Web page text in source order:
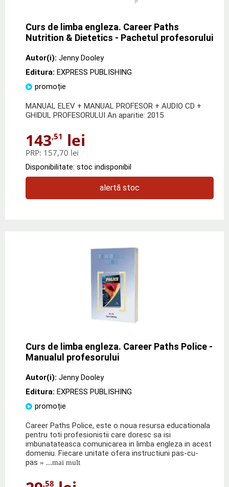
Curs de limba engleza. Career Paths
Nutrition & Dietetics - Pachetul profesorului
Autor(i): Jenny Dooley
Editura: EXPRESS PUBLISHING
promoție
MANUAL ELEV + MANUAL PROFESOR + AUDIO CD +
GHIDUL PROFESORULUI An aparitie: 2015
143,51 lei
PRP: 157,70 lei
Disponibilitate: stoc indisponibil
alertă stoc
Curs de limba engleza. Career Paths Police -
Manualul profesorului
Autor(i): Jenny Dooley
Editura: EXPRESS PUBLISHING
promoție
Career Paths Police, este o noua resursa educationala
pentru toti profesionistii care doresc sa isi
imbunatateasca comunicarea in limba engleza in acest
domeniu. Fiecare unitate ofera instructiuni pas-cu-
pas » ...mai mult
,58